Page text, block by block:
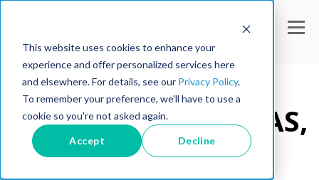
This website uses cookies to enhance your
experience and offer personalized services here
and elsewhere. For details, see our Privacy Policy.
To remember your preference, we'll have to use a
cookie so you're not asked again.
Accept Decline
TUS HERRAMIENTAS,
NUESTRA